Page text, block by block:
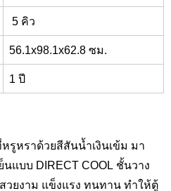
5 คิว
56.1x98.1x62.8 ซม.
1 ปี
รูหราด้วยสีสันน้ำเงินเข้ม มา
นแบบ DIRECT COOL ชั้นวาง
วยงาม แข็งแรง ทนทาน ทำให้ตู้